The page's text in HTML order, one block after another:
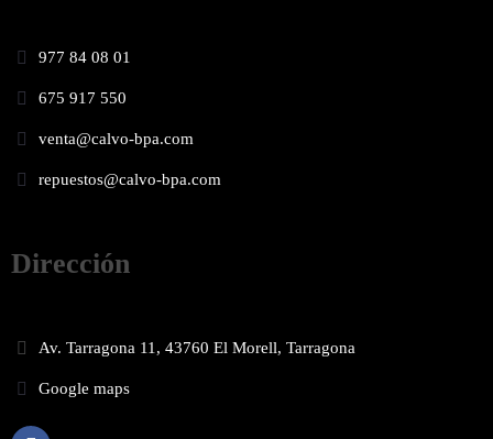
977 84 08 01
675 917 550
venta@calvo-bpa.com
repuestos@calvo-bpa.com
Dirección
Av. Tarragona 11, 43760 El Morell, Tarragona
Google maps